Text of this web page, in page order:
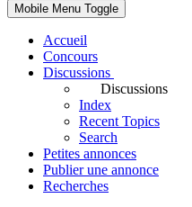
Mobile Menu Toggle
Accueil
Concours
Discussions
Discussions
Index
Recent Topics
Search
Petites annonces
Publier une annonce
Recherches